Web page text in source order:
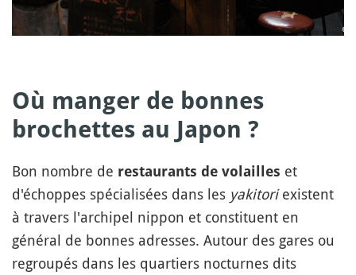
Où manger de bonnes
brochettes au Japon ?
Bon nombre de restaurants de volailles et
d'échoppes spécialisées dans les yakitoriexistent
à travers l'archipel nippon et constituent en
général de bonnes adresses. Autour des gares ou
regroupés dans les quartiers nocturnes dits